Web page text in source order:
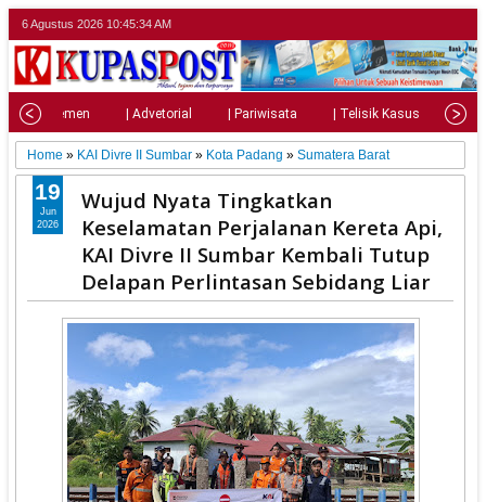
6 Agustus 2026 10:45:36 AM
| Parlemen | Advetorial | Pariwisata | Telisik Kasus |
Home » KAI Divre II Sumbar » Kota Padang »Sumatera Barat
Wujud Nyata Tingkatkan
Keselamatan Perjalanan Kereta Api,
KAI Divre II Sumbar Kembali Tutup
Delapan Perlintasan Sebidang Liar
19
Jun
2026